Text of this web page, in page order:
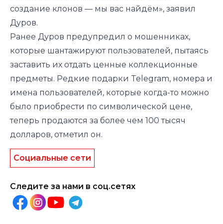
создание клонов — мы вас найдём», заявил
Дуров.
Ранее Дуров предупредил о мошенниках,
которые шантажируют пользователей, пытаясь
заставить их отдать ценные коллекционные
предметы. Редкие подарки Telegram, номера и
имена пользователей, которые когда-то можно
было приобрести по символической цене,
теперь продаются за более чем 100 тысяч
долларов, отметил он.
Социальные сети
Следите за нами в соц.сетях